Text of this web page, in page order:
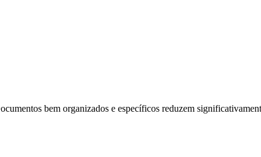
bem organizados e específicos reduzem